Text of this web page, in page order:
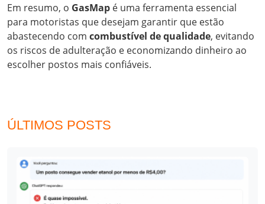
Em resumo, o GasMap é uma ferramenta essencial
para motoristas que desejam garantir que estão
abastecendo com combustível de qualidade, evitando
os riscos de adulteração e economizando dinheiro ao
escolher postos mais confiáveis.
ÚLTIMOS POSTS